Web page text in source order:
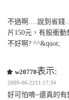
不過啊….說到省錢
片150元，有股衝
不好啊? ^^&quot;
w20770表示:
2009-06-2211:17:34
好可怕唷~還真的有